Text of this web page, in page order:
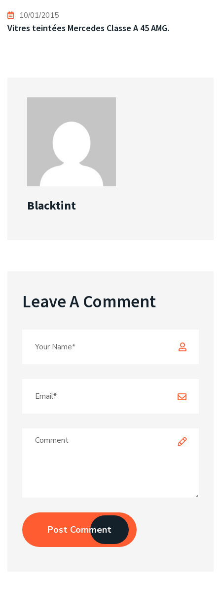
10/01/2015
Vitres teintées Mercedes Classe A 45 AMG.
Blacktint
Leave A Comment
Post Comment